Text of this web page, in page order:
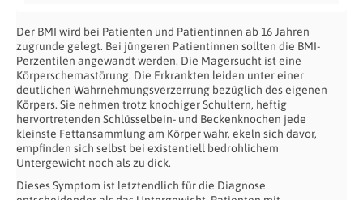
Der BMI wird bei Patienten und Patientinnen ab 16 Jahren
zugrunde gelegt. Bei jüngeren Patientinnen sollten die BMI-
Perzentilen angewandt werden. Die Magersucht ist eine
Körperschemastörung. Die Erkrankten leiden unter einer
deutlichen Wahrnehmungsverzerrung bezüglich des eigenen
Körpers. Sie nehmen trotz knochiger Schultern, heftig
hervortretenden Schlüsselbein- und Beckenknochen jede
kleinste Fettansammlung am Körper wahr, ekeln sich davor,
empfinden sich selbst bei existentiell bedrohlichem
Untergewicht noch als zu dick.
Dieses Symptom ist letztendlich für die Diagnose